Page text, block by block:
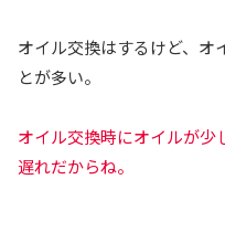
オイル交換はするけど、オ
とが多い。
オイル交換時にオイルが少
遅れだからね。